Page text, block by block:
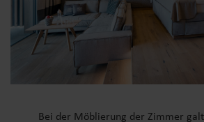
Bei der Möblierung der Zimmer galt